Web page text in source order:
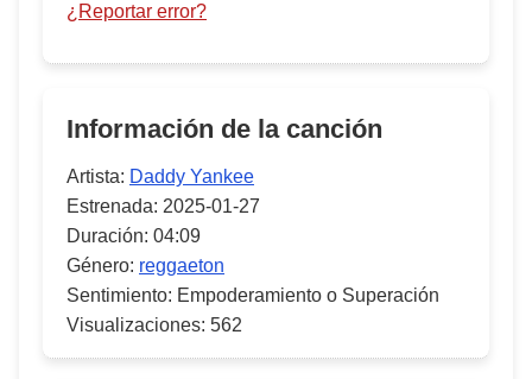
¿Reportar error?
Información de la canción
Artista: Daddy Yankee
Estrenada: 2025-01-27
Duración: 04:09
Género: reggaeton
Sentimiento: Empoderamiento o Superación
Visualizaciones: 562